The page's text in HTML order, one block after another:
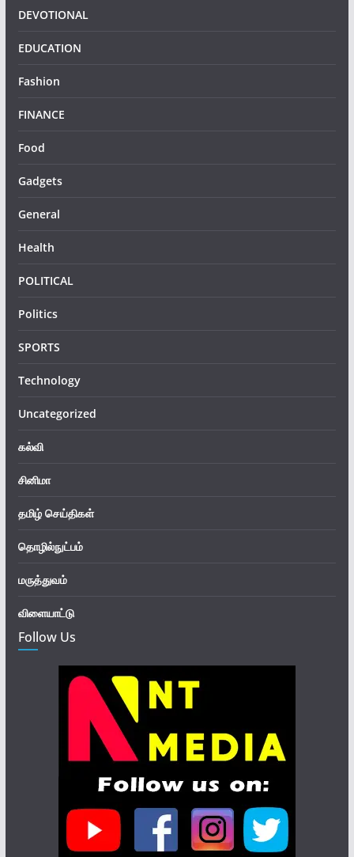
DEVOTIONAL
EDUCATION
Fashion
FINANCE
Food
Gadgets
General
Health
POLITICAL
Politics
SPORTS
Technology
Uncategorized
கல்வி
சினிமா
தமிழ் செய்திகள்
தொழில்நுட்பம்
மருத்துவம்
விளையாட்டு
Follow Us